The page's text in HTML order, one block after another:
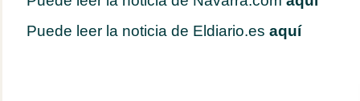
Puede leer la noticia de Eldiario.es aquí